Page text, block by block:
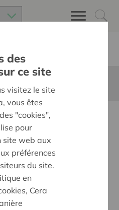
Deutsche übersetzt
et bienveillants pour
des
ce site
visitez le site
vous êtes
"cookies",
pour
site web aux
préférences
du site.
en
Cera